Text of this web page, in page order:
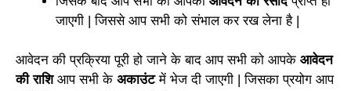
जाएगी | जिससे आप सभी को संभाल कर रख लेना है |
आवेदन की प्रक्रिया पूरी हो जाने के बाद आप सभी को आपके आवेदन
की राशि आप सभी के अकाउंटमें भेज दी जाएगी | जिसका प्रयोग आप